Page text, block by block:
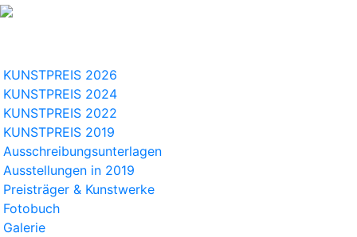
KUNSTPREIS 2026
KUNSTPREIS 2024
KUNSTPREIS 2022
KUNSTPREIS 2019
Ausschreibungsunterlagen
Ausstellungen in 2019
Preisträger & Kunstwerke
Fotobuch
Galerie